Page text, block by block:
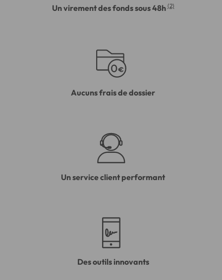
Un virement des fonds sous 48h (2)
Aucuns frais de dossier
Un service client performant
Des outils innovants